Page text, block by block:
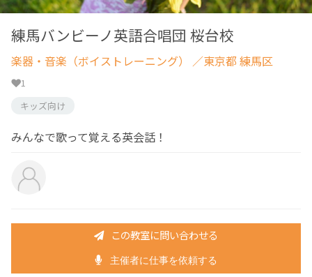
練馬バンビーノ英語合唱団 桜台校
楽器・音楽（ボイストレーニング） ／東京都 練馬区
1
キッズ向け
みんなで歌って覚える英会話！
この教室に問い合わせる
主催者に仕事を依頼する